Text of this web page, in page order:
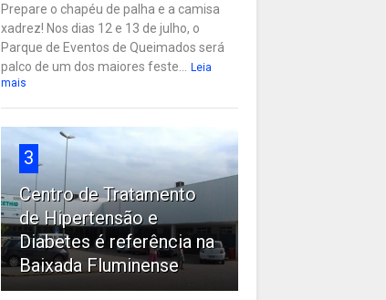
Prepare o chapéu de palha e a camisa
xadrez! Nos dias 12 e 13 de julho, o
Parque de Eventos de Queimados será
palco de um dos maiores feste...
Leia
mais
3
Centro de Tratamento
de Hipertensão e
Diabetes é referência na
Baixada Fluminense